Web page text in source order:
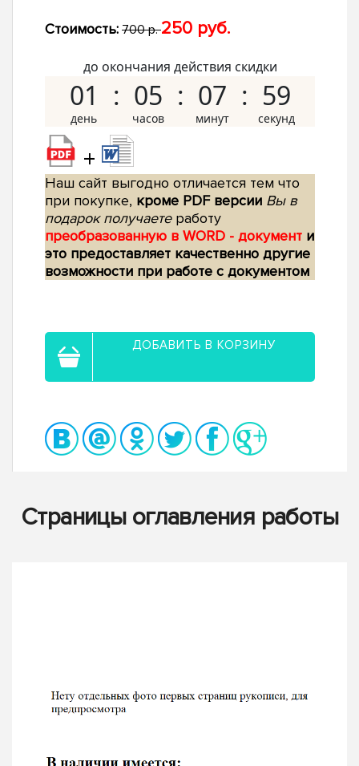
Стоимость: 700 р.250 руб.
до окончания действия скидки
01 05 07 58
+
Наш сайт выгодно отличается тем что
при покупке, кроме PDF версии Вы в
подарок получаетеработу
преобразованную в WORD - документ и
это предоставляет качественно другие
возможности при работе с документом
ДОБАВИТЬ В КОРЗИНУ
Страницы оглавления работы